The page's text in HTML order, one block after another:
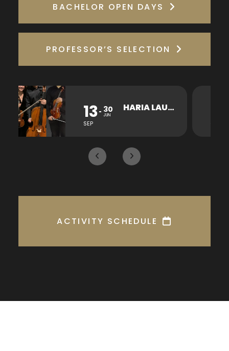
BACHELOR OPEN DAYS
PROFESSOR’S SELECTION
13
SEP
30
JUN
HARIA LAUKOTEA KONTZERTUA 26
ACTIVITY SCHEDULE